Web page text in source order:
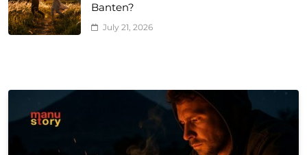
Banten?
July 21, 2026